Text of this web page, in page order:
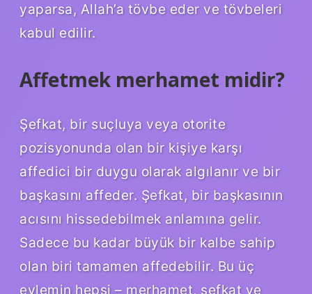
yaparsa, Allah’a tövbe eder ve tövbeleri
kabul edilir.
Affetmek merhamet midir?
Şefkat, bir suçluya veya otorite
pozisyonunda olan bir kişiye karşı
affedici bir duygu olarak algılanır ve bir
başkasını affeder. Şefkat, bir başkasının
acısını hissedebilmek anlamına gelir.
Sadece bu kadar büyük bir kalbe sahip
olan biri tamamen affedebilir. Bu üç
eylemin hepsi – merhamet, şefkat ve